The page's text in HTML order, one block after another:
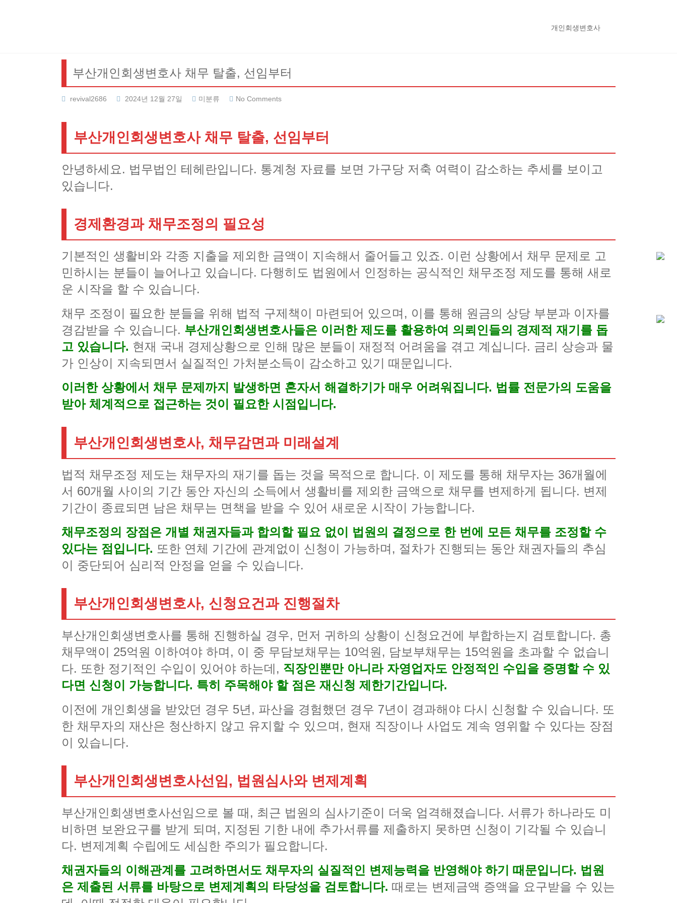
개인회생변호사
부산개인회생변호사 채무 탈출, 선임부터
revival2686 2024년 12월 27일 미분류 No Comments
부산개인회생변호사 채무 탈출, 선임부터
안녕하세요. 법무법인 테헤란입니다. 통계청 자료를 보면 가구당 저축 여력이 감소하는 추세를 보이고
있습니다.
경제환경과 채무조정의 필요성
기본적인 생활비와 각종 지출을 제외한 금액이 지속해서 줄어들고 있죠. 이런 상황에서 채무 문제로 고
민하시는 분들이 늘어나고 있습니다. 다행히도 법원에서 인정하는 공식적인 채무조정 제도를 통해 새로
운 시작을 할 수 있습니다.
채무 조정이 필요한 분들을 위해 법적 구제책이 마련되어 있으며, 이를 통해 원금의 상당 부분과 이자를
경감받을 수 있습니다. 부산개인회생변호사들은 이러한 제도를 활용하여 의뢰인들의 경제적 재기를 돕
고 있습니다. 현재 국내 경제상황으로 인해 많은 분들이 재정적 어려움을 겪고 계십니다. 금리 상승과 물
가 인상이 지속되면서 실질적인 가처분소득이 감소하고 있기 때문입니다.
이러한 상황에서 채무 문제까지 발생하면 혼자서 해결하기가 매우 어려워집니다. 법률 전문가의 도움을
받아 체계적으로 접근하는 것이 필요한 시점입니다.
부산개인회생변호사, 채무감면과 미래설계
법적 채무조정 제도는 채무자의 재기를 돕는 것을 목적으로 합니다. 이 제도를 통해 채무자는 36개월에
서 60개월 사이의 기간 동안 자신의 소득에서 생활비를 제외한 금액으로 채무를 변제하게 됩니다. 변제
기간이 종료되면 남은 채무는 면책을 받을 수 있어 새로운 시작이 가능합니다.
채무조정의 장점은 개별 채권자들과 합의할 필요 없이 법원의 결정으로 한 번에 모든 채무를 조정할 수
있다는 점입니다. 또한 연체 기간에 관계없이 신청이 가능하며, 절차가 진행되는 동안 채권자들의 추심
이 중단되어 심리적 안정을 얻을 수 있습니다.
부산개인회생변호사, 신청요건과 진행절차
부산개인회생변호사를 통해 진행하실 경우, 먼저 귀하의 상황이 신청요건에 부합하는지 검토합니다. 총
채무액이 25억원 이하여야 하며, 이 중 무담보채무는 10억원, 담보부채무는 15억원을 초과할 수 없습니
다. 또한 정기적인 수입이 있어야 하는데, 직장인뿐만 아니라 자영업자도 안정적인 수입을 증명할 수 있
다면 신청이 가능합니다. 특히 주목해야 할 점은 재신청 제한기간입니다.
이전에 개인회생을 받았던 경우 5년, 파산을 경험했던 경우 7년이 경과해야 다시 신청할 수 있습니다. 또
한 채무자의 재산은 청산하지 않고 유지할 수 있으며, 현재 직장이나 사업도 계속 영위할 수 있다는 장점
이 있습니다.
부산개인회생변호사선임, 법원심사와 변제계획
부산개인회생변호사선임으로 볼 때, 최근 법원의 심사기준이 더욱 엄격해졌습니다. 서류가 하나라도 미
비하면 보완요구를 받게 되며, 지정된 기한 내에 추가서류를 제출하지 못하면 신청이 기각될 수 있습니
다. 변제계획 수립에도 세심한 주의가 필요합니다.
채권자들의 이해관계를 고려하면서도 채무자의 실질적인 변제능력을 반영해야 하기 때문입니다. 법원
은 제출된 서류를 바탕으로 변제계획의 타당성을 검토합니다. 때로는 변제금액 증액을 요구받을 수 있는